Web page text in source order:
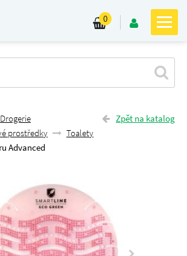
0
Zpět na katalog
Drogerie
prostředky
Toalety
Advanced